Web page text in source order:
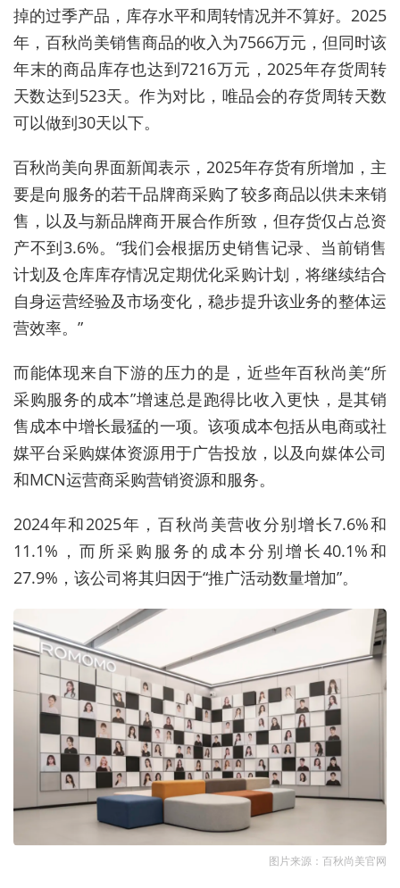
掉的过季产品，库存水平和周转情况并不算好。2025
年，百秋尚美销售商品的收入为7566万元，但同时该
年末的商品库存也达到7216万元，2025年存货周转
天数达到523天。作为对比，唯品会的存货周转天数
可以做到30天以下。
百秋尚美向界面新闻表示， 2025年存货有所增加，主
要是向服务的若干品牌商采购了较多商品以供未来销
售，以及与新品牌商开展合作所致，但存货仅占总资
产不到3.6%。“我们会根据历史销售记录、当前销售
计划及仓库库存情况定期优化采购计划，将继续结合
自身运营经验及市场变化，稳步提升该业务的整体运
营效率。”
而能体现来自下游的压力的是，近些年百秋尚美“所
采购服务的成本”增速总是跑得比收入更快，是其销
售成本中增长最猛的一项。该项成本包括从电商或社
媒平台采购媒体资源用于广告投放，以及向媒体公司
和MCN运营商采购营销资源和服务。
2024年和2025年，百秋尚美营收分别增长7.6%和
11.1%，而所采购服务的成本分别增长40.1%和
27.9%，该公司将其归因于“推广活动数量增加”。
图片来源：百秋尚美官网